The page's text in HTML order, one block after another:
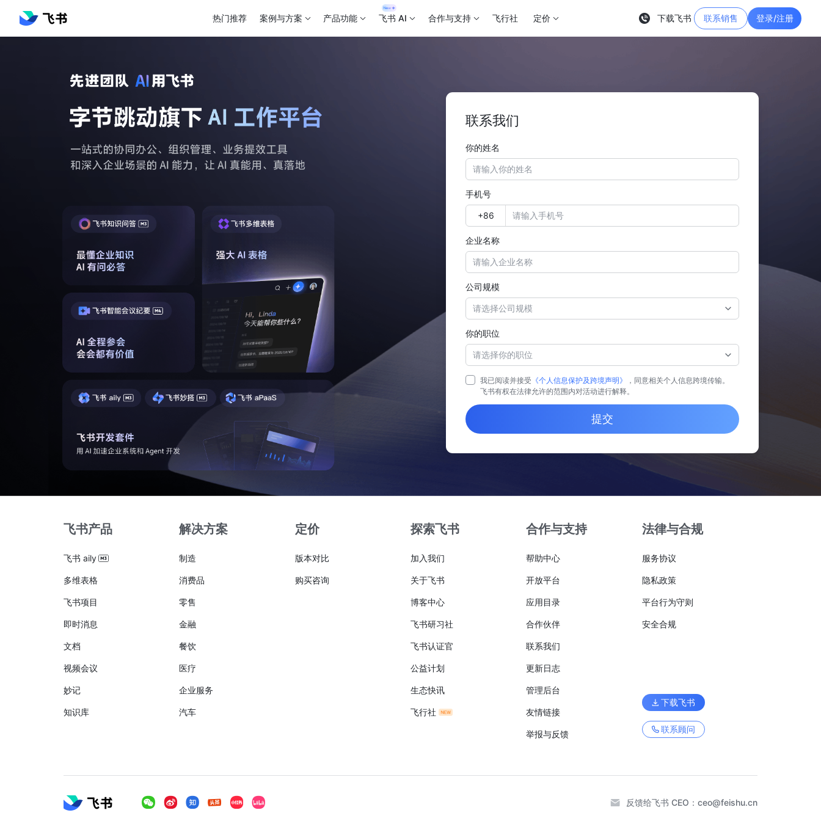
热门推荐 案例与方案 产品功能 飞书 AI 合作与支持 飞行社 定价 下载飞书 联系销售 登录/注册
联系我们
你的姓名
手机号
企业名称
公司规模
请选择公司规模
你的职位
请选择你的职位
我已阅读并接受 《个人信息保护及跨境声明》
，同意相关个人信息跨境传输。
飞书有权在法律允许的范围内对活动进行解释。
提交
飞书产品
飞书 aily
多维表格
飞书项目
即时消息
文档
视频会议
妙记
知识库
解决方案
制造
消费品
零售
金融
餐饮
医疗
企业服务
汽车
定价
版本对比
购买咨询
探索飞书
加入我们
关于飞书
博客中心
飞书研习社
飞书认证官
公益计划
生态快讯
飞行社
合作与支持
帮助中心
开放平台
应用目录
合作伙伴
联系我们
更新日志
管理后台
友情链接
举报与反馈
法律与合规
服务协议
隐私政策
平台行为守则
安全合规
下载飞书
联系顾问
反馈给飞书 CEO： ceo@feishu.cn